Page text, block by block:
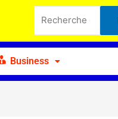
pour :
Business